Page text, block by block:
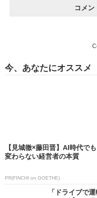
コメン
今、あなたにオススメ
【見城徹×藤田晋】AI時代でも
変わらない経営者の本質
PR(FINCHI on GOETHE)
「ドライブで